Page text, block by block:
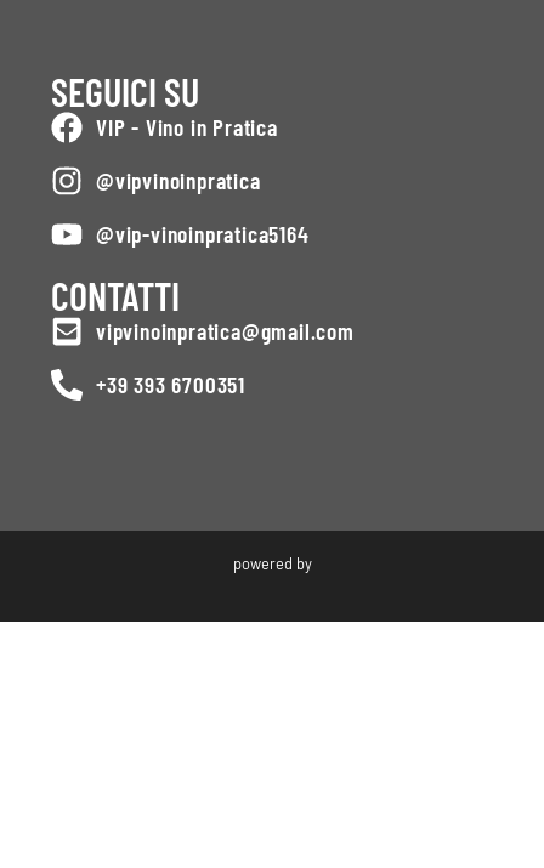
SEGUICI SU
VIP - Vino in Pratica
@vipvinoinpratica
@vip-vinoinpratica5164
CONTATTI
vipvinoinpratica@gmail.com
+39 393 6700351
powered by